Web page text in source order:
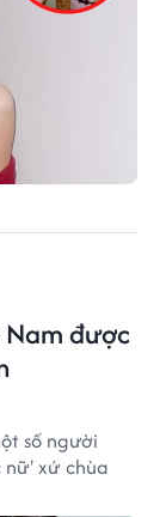
Nam được
số người
xứ chùa